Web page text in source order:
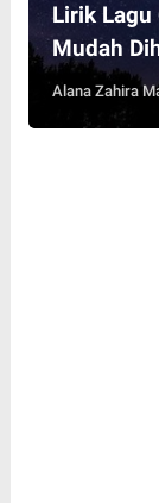
Lirik Lagu
Mudah
Alana Zahira